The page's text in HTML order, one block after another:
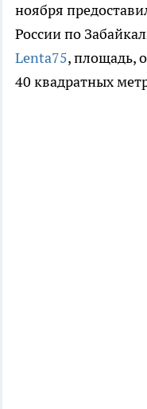
ноября
России по
Lenta75, площадь,
40 квадратных